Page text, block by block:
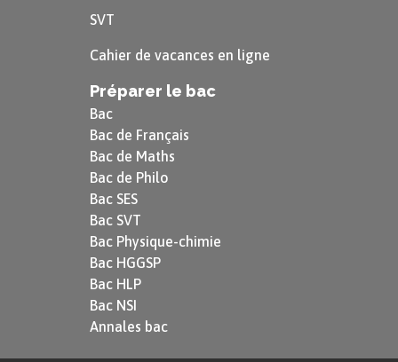
SVT
Cahier de vacances en ligne
Préparer le bac
Bac
Bac de Français
Bac de Maths
Bac de Philo
Bac SES
Bac SVT
Bac Physique-chimie
Bac HGGSP
Bac HLP
Bac NSI
Annales bac